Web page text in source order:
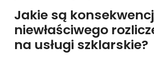
Jakie są
niewłaściwego
na usługi szklarskie?